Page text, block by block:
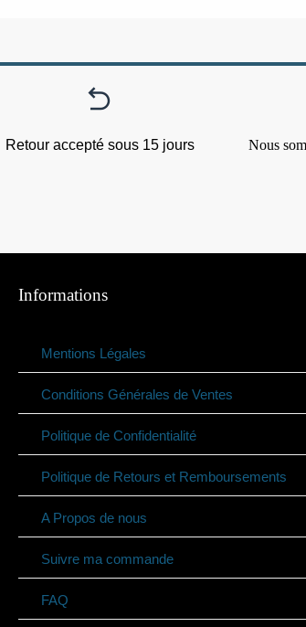
Retour accepté sous 15 jours Nous
Informations
Mentions Légales
Conditions Générales de Ventes
Politique de Confidentialité
Politique de Retours et Remboursements
A Propos de nous
Suivre ma commande
FAQ